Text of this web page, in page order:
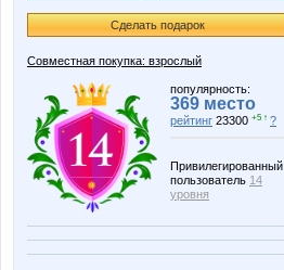
Сделать подарок
Совместная покупка: взрослый
популярность:
369 место
рейтинг 23300 +5 ↑ ?
Привилегированный
пользователь 14
уровня